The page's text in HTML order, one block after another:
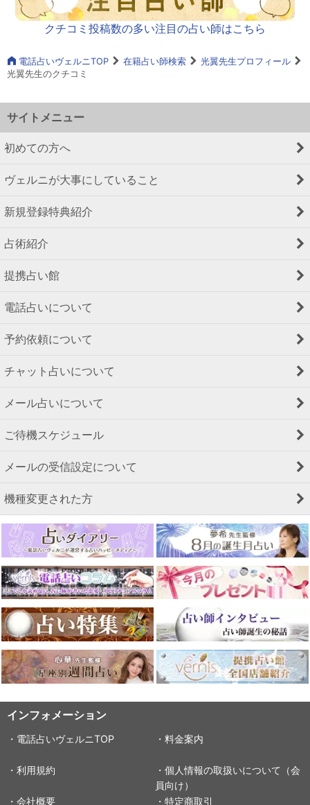
クチコミ投稿数の多い注目の占い師はこちら
電話占いヴェルニTOP 在籍占い師検索
光翼先生プロフィール
光翼先生のクチコミ
サイトメニュー
初めての方へ
ヴェルニが大事にしていること
新規登録特典紹介
占術紹介
提携占い館
電話占いについて
予約依頼について
チャット占いについて
メール占いについて
ご待機スケジュール
メールの受信設定について
機種変更された方
インフォメーション
・電話占いヴェルニTOP ・料金案内
・利用規約
・個人情報の取扱いについて（会
員向け）
・会社概要
・特定商取引